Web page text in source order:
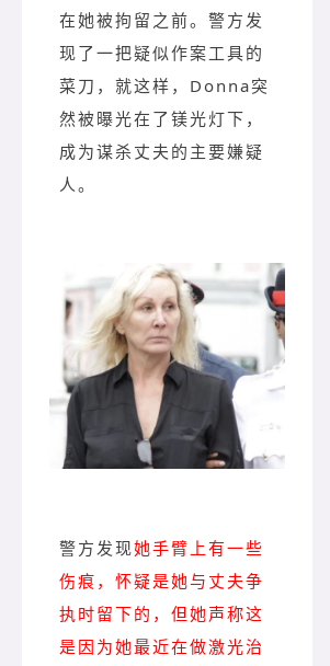
在她被拘留之前。警方发
现了一把疑似作案工具的
菜刀， 就这样，Donna突
然被曝光在了镁光灯下，
成为谋杀丈夫的主要嫌疑
人。
警方发现她手臂上有一些
伤痕，怀疑是她与丈夫争
执时留下的，但她声称这
是因为她最近在做激光治